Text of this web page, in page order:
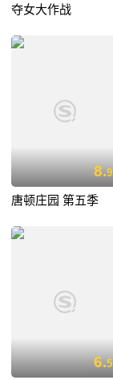
夺女大作战
8.9
唐顿庄园 第五季
6.5